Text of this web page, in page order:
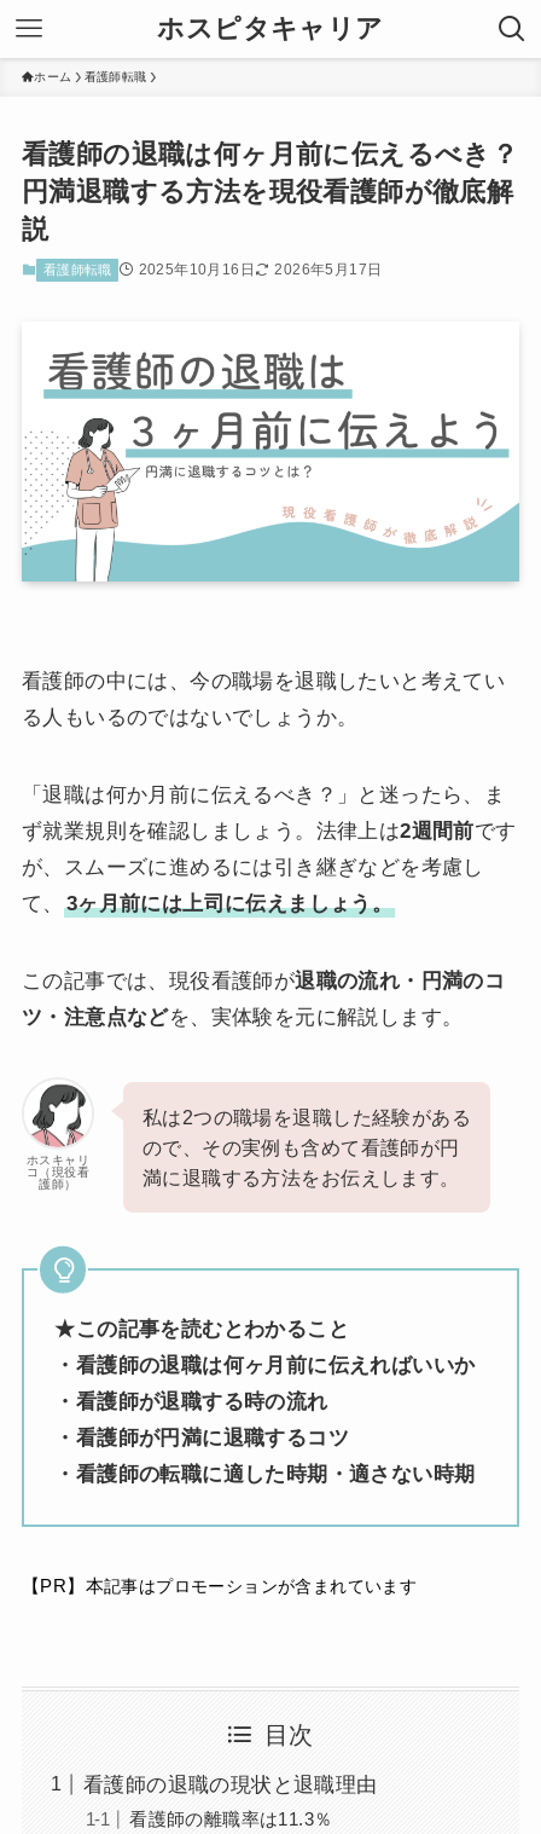
ホスピタキャリア
ホーム 看護師転職
看護師の退職は何ヶ月前に伝えるべき？
円満退職する方法を現役看護師が徹底解
説
看護師転職 2025年10月16日 2026年5月17日
看護師の中には、今の職場を退職したいと考えてい
る人もいるのではないでしょうか。
「退職は何か月前に伝えるべき？」と迷ったら、ま
ず就業規則を確認しましょう。法律上は2週間前です
が、スムーズに進めるには引き継ぎなどを考慮し
て、
3ヶ月前には上司に伝えましょう。
この記事では、現役看護師が退職の流れ・円満のコ
ツ・注意点などを、実体験を元に解説します。
ホスキャリ
コ（現役看
護師）
私は2つの職場を退職した経験がある
ので、その実例も含めて看護師が円
満に退職する方法をお伝えします。
★この記事を読むとわかること
・看護師の退職は何ヶ月前に伝えればいいか
・看護師が退職する時の流れ
・看護師が円満に退職するコツ
・看護師の転職に適した時期・適さない時期
【PR】本記事はプロモーションが含まれています
目次
看護師の退職の現状と退職理由
看護師の離職率は11.3％